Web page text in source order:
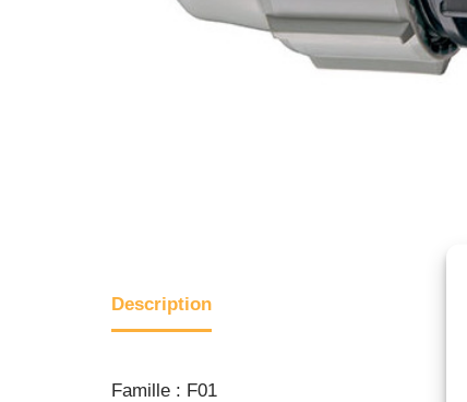
Description
Famille : F01